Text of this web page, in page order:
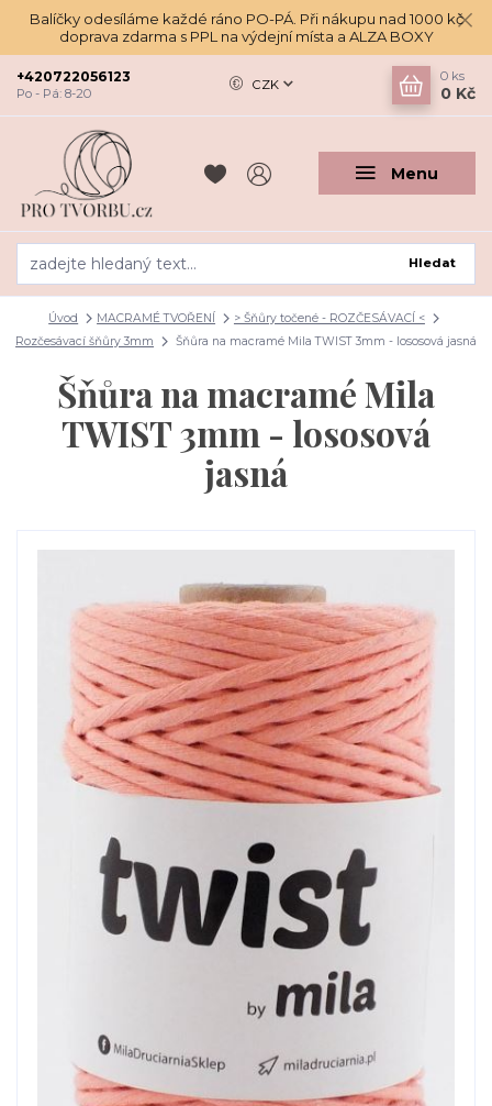
Balíčky odesíláme každé ráno PO-PÁ. Při nákupu nad 1000 kč
doprava zdarma s PPL na výdejní místa a ALZA BOXY
Menu
CZK
Hledat
+420722056123
Po - Pá: 8-20
0 ks
0 Kč
Úvod MACRAMÉ TVOŘENÍ
> Šňůry točené - ROZČESÁVACÍ <
Rozčesávací šňůry 3mm
Šňůra na macramé Mila TWIST 3mm - lososová jasná
Šňůra na macramé Mila
TWIST 3mm - lososová
jasná